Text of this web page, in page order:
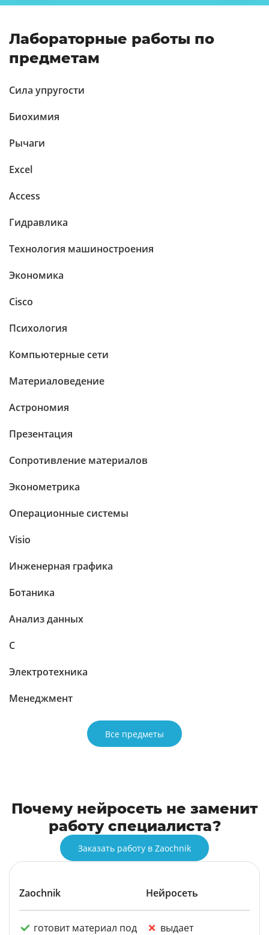
Лабораторные работы по
предметам
Сила упругости
Биохимия
Рычаги
Excel
Access
Гидравлика
Технология машиностроения
Экономика
Cisco
Психология
Компьютерные сети
Материаловедение
Астрономия
Презентация
Сопротивление материалов
Эконометрика
Операционные системы
Visio
Инженерная графика
Ботаника
Анализ данных
C
Электротехника
Менеджмент
Все предметы
Почему нейросеть не заменит
работу специалиста?
Заказать работу в Zaochnik
Zaochnik Нейросеть
готовит материал под
выдает